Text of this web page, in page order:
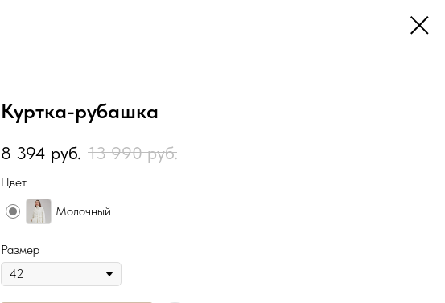
Куртка-рубашка
8 394 руб. 13 990 руб.
Цвет
Молочный
Размер